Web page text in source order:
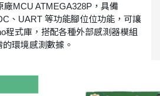
廠MCU ATMEGA328P，具備
、UART 等功能腳位位功能，可讓
程式庫，搭配各種外部感測器模組
環境感測數據。